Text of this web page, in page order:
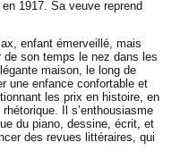
1917. Sa veuve reprend
enfant émerveillé, mais
son temps le nez dans les
maison, le long de
une enfance confortable et
les prix en histoire, en
Il s’enthousiasme
du piano, dessine, écrit, et
des revues littéraires, qui